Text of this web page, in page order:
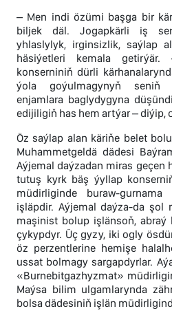
– Men indi özümi başga bir
biljek däl. Jogapkärli iş
yhlaslylyk, irginsizlik, saýlap
häsiýetleri kemala getirýär.
konserniniň dürli
ýola goýulmagynyň seniň
enjamlara baglydygyna
edijiligiň has hem artýar – diýip,
Öz saýlap alan käriňe belet
Muhammetgeldä dädesi
Aýjemal daýzadan miras geçen
tutuş kyrk bäş ýyllap
müdirliginde buraw-
işläpdir. Aýjemal daýza-da şol
maşinist bolup işlänsoň,
çykypdyr. Üç gyzy, iki ogly
öz perzentlerine hemişe
ussat bolmagy sargapdyrlar.
«Burnebitgazhyzmat»
Maýsa bilim ulgamlarynda
bolsa dädesiniň işlän